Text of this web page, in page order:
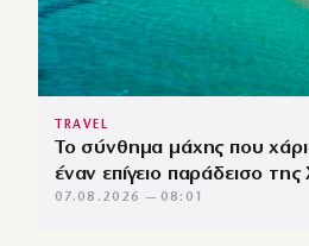
TRAVEL
Το σύνθημα μάχης που
έναν επίγειο παράδεισο της
07.08.2026 — 08:01